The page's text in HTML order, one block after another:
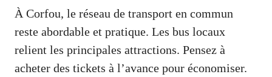
À Corfou, le réseau de transport en commun
reste abordable et pratique. Les bus locaux
relient les principales attractions. Pensez à
acheter des tickets à l’avance pour économiser.